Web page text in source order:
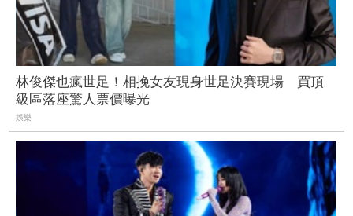
林俊傑也瘋世足！相挽女友現身世足決賽現場 買頂
級區落座驚人票價曝光
娛樂